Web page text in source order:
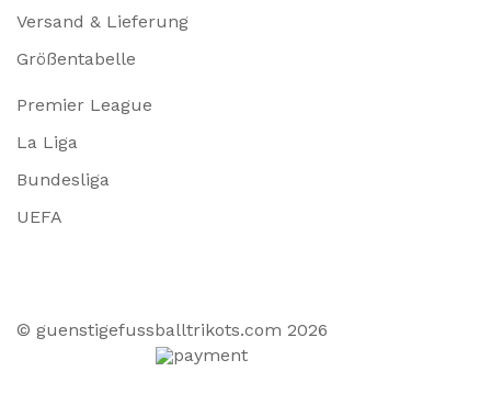
Versand & Lieferung
Größentabelle
Premier League
La Liga
Bundesliga
UEFA
© guenstigefussballtrikots.com 2026